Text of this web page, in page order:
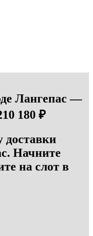
Лангепас —
180 ₽
доставки
Начните
на слот в